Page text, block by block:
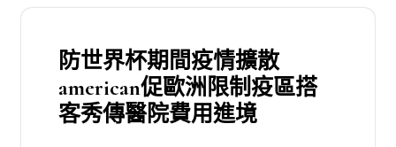
防世界杯期間疫情擴散
american促歐洲限制疫區搭
客秀傳醫院費用進境